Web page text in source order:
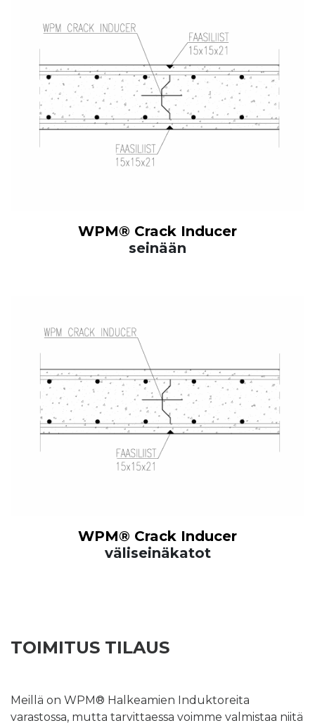
WPM® Crack Inducer
seinään
WPM® Crack Inducer
väliseinäkatot
TOIMITUS TILAUS
Meillä on WPM® Halkeamien Induktoreita
varastossa, mutta tarvittaessa voimme valmistaa niitä